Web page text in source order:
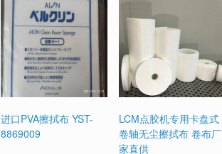
进口PVA擦拭布 YST-
8869009
LCM点胶机专用卡盘式
卷轴无尘擦拭布 卷布厂
家直供